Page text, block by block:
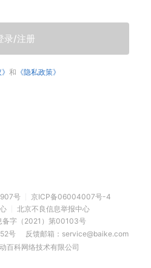
和 《隐私政策》
录/注册
号
京ICP备06004007号-4
北京不良信息举报中心
备字（2021）第00103号
号
反馈邮箱：service@baike.com
百科网络技术有限公司